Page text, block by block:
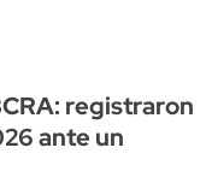
registraron
ante un